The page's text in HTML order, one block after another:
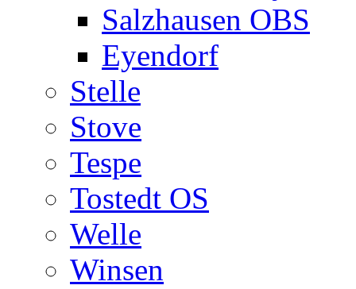
Salzhausen OBS
Eyendorf
Stelle
Stove
Tespe
Tostedt OS
Welle
Winsen